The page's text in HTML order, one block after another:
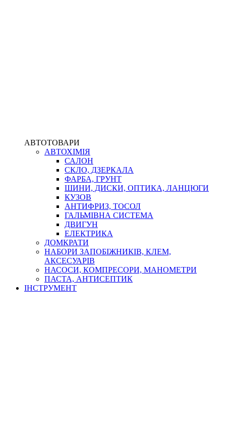
АВТОТОВАРИ
АВТОХІМІЯ
САЛОН
СКЛО, ДЗЕРКАЛА
ФАРБА, ГРУНТ
ШИНИ, ДИСКИ, ОПТИКА, ЛАНЦЮГИ
КУЗОВ
АНТИФРИЗ, ТОСОЛ
ГАЛЬМІВНА СИСТЕМА
ДВИГУН
ЕЛЕКТРИКА
ДОМКРАТИ
НАБОРИ ЗАПОБІЖНИКІВ, КЛЕМ,
АКСЕСУАРІВ
НАСОСИ, КОМПРЕСОРИ, МАНОМЕТРИ
ПАСТА, АНТИСЕПТИК
ІНСТРУМЕНТ